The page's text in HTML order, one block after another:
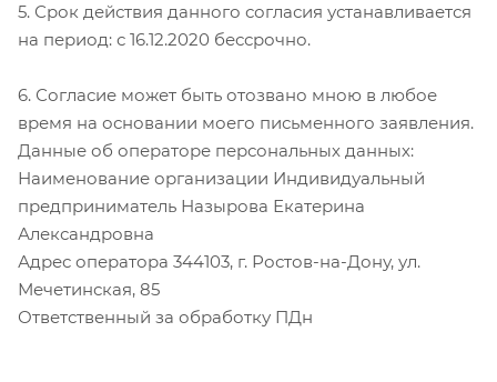
5. Срок действия данного согласия устанавливается
на период: с 16.12.2020 бессрочно.
6. Согласие может быть отозвано мною в любое
время на основании моего письменного заявления.
Данные об операторе персональных данных:
Наименование организации Индивидуальный
предприниматель Назырова Екатерина
Александровна
Адрес оператора 344103, г. Ростов-на-Дону, ул.
Мечетинская, 85
Ответственный за обработку ПДн